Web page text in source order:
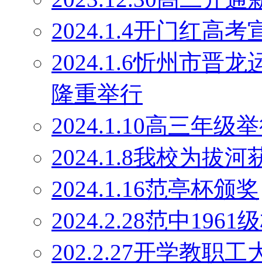
2024.1.4开门红高考
2024.1.6忻州市晋龙
隆重举行
2024.1.10高三年级
2024.1.8我校为拔河
2024.1.16范亭杯颁奖
2024.2.28范中1961
202.2.27开学教职工